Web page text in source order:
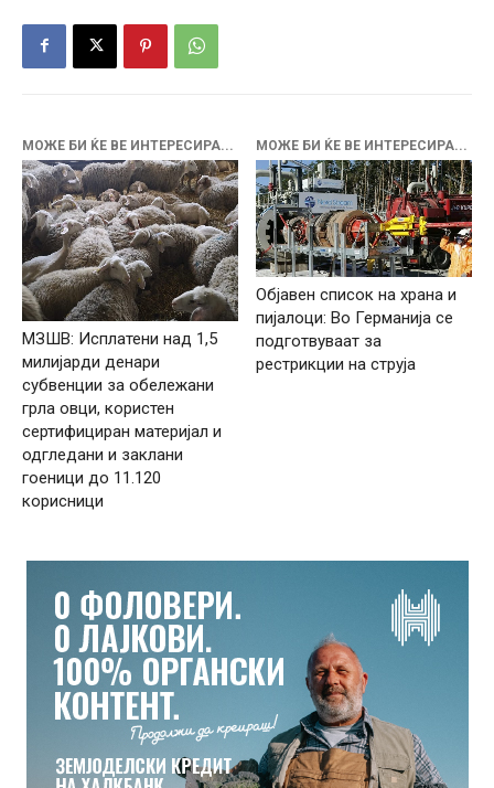
МОЖЕ БИ ЌЕ ВЕ ИНТЕРЕСИРА...
МЗШВ: Исплатени над 1,5
милијарди денари
субвенции за обележани
грла овци, користен
сертифициран материјал и
одгледани и заклани
гоеници до 11.120
корисници
МОЖЕ БИ ЌЕ ВЕ ИНТЕРЕСИРА...
Објавен список на храна и
пијалоци: Во Германија се
подготвуваат за
рестрикции на струја